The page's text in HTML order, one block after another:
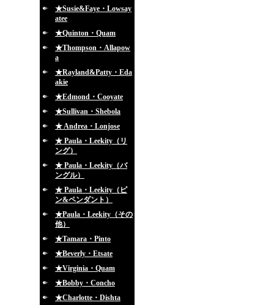
★Susie&Faye・Lowsay
atee
★Quinton・Quam
★Thompson・Allapow
a
★Rayland&Patty・Eda
akie
★Edmond・Cooyate
★Sullivan・Shebola
★ Andrea・Lonjose
★ Paula・Leekity（リ
ング）
★ Paula・Leekity（バ
ングル）
★ Paula・Leekity（ピ
ン&ペンダント）
★Paula・Leekity（その
他）
★Tamara・Pinto
★Beverly・Etsate
★Virginia・Quam
★Bobby・Concho
★Charlotte・Dishta